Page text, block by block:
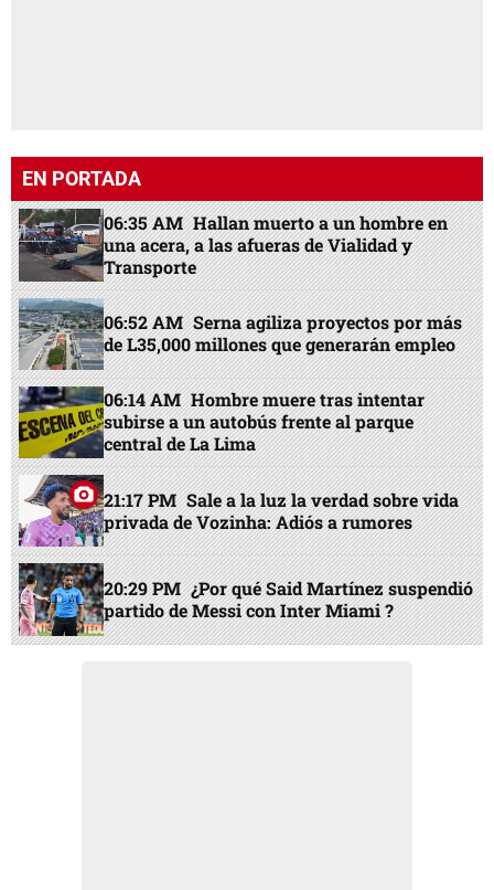
EN PORTADA
06:35 AM Hallan muerto a un hombre en
una acera, a las afueras de Vialidad y
Transporte
06:52 AM Serna agiliza proyectos por más
de L35,000 millones que generarán empleo
06:14 AM Hombre muere tras intentar
subirse a un autobús frente al parque
central de La Lima
21:17 PM Sale a la luz la verdad sobre vida
privada de Vozinha: Adiós a rumores
20:29 PM ¿Por qué Said Martínez suspendió
partido de Messi con Inter Miami ?